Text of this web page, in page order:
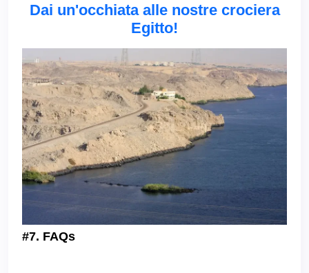
Dai un'occhiata alle nostre crociera
Egitto!
#7. FAQs